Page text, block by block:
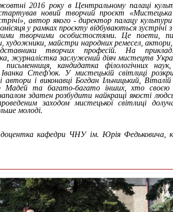
2016 року в Центральному палаці
новий творчий проєкт «Мистецька
автор якого - директор палацу
у рамках проєкту відбуваються зустрічі
творчими особистостями. Це поети,
художники, майстри народних ремесел,
творчих професій. На
журналістка заслужений діяч мистецтв
письменниця, кандидатка філологічних
Іванка Стеф'юк. У мистецькій світлиці
автори і виконавці Богдан Ільницький, Віталій
Мадей та багато-багато інших, хто своєю
здатен розбудити найкращі якості
заходом мистецької світлиці
молоді.
доцентка кафедри ЧНУ ім. Юрія Федьковича,